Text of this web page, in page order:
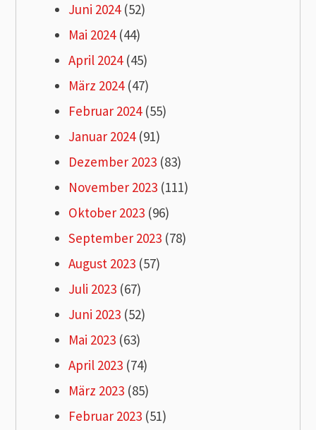
Juni 2024(52)
Mai 2024(44)
April 2024(45)
März 2024(47)
Februar 2024(55)
Januar 2024(91)
Dezember 2023 (83)
November 2023 (111)
Oktober 2023 (96)
September 2023 (78)
August 2023 (57)
Juli 2023 (67)
Juni 2023 (52)
Mai 2023 (63)
April 2023 (74)
März 2023 (85)
Februar 2023 (51)